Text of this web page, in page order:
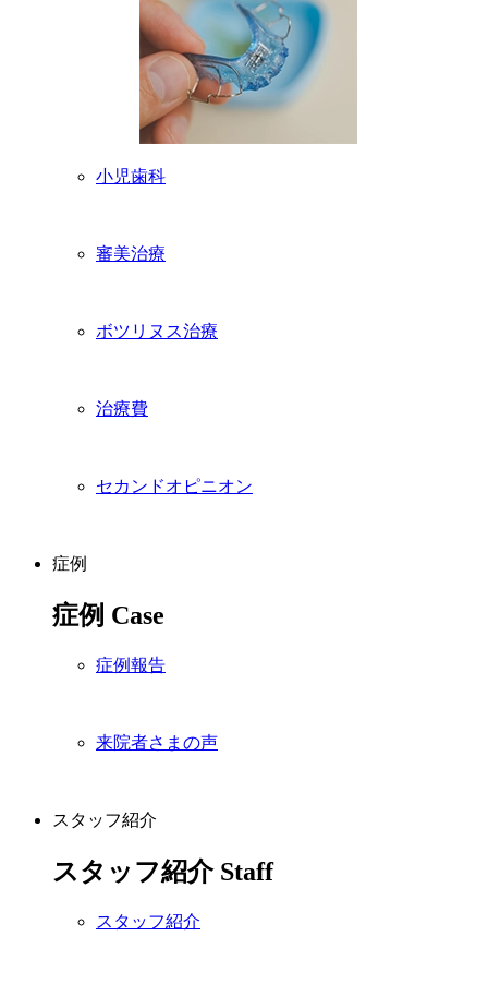
小児歯科
審美治療
ボツリヌス治療
治療費
セカンドオピニオン
症例
症例 Case
症例報告
来院者さまの声
スタッフ紹介
スタッフ紹介 Staff
スタッフ紹介